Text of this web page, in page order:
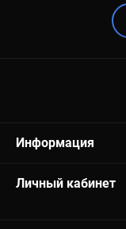
Информация
Личный кабинет